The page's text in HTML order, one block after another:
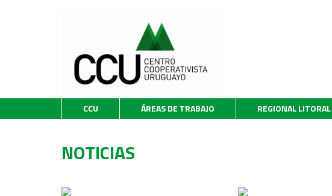
CCU ÁREAS DE TRABAJO REGIONAL LITORAL
NOTICIAS